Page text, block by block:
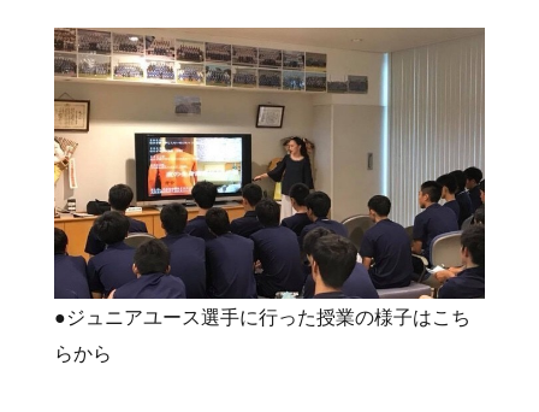
●ジュニアユース選手に行った授業の様子はこち
らから